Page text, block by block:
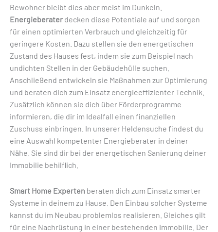
Bewohner bleibt dies aber meist im Dunkeln.
Energieberater decken diese Potentiale auf und sorgen
für einen optimierten Verbrauch und gleichzeitig für
geringere Kosten. Dazu stellen sie den energetischen
Zustand des Hauses fest, indem sie zum Beispiel nach
undichten Stellen in der Gebäudehülle suchen.
Anschließend entwickeln sie Maßnahmen zur Optimierung
und beraten dich zum Einsatz energieeffizienter Technik.
Zusätzlich können sie dich über Förderprogramme
informieren, die dir im Idealfall einen finanziellen
Zuschuss einbringen. In unserer Heldensuche findest du
eine Auswahl kompetenter Energieberater in deiner
Nähe. Sie sind dir bei der energetischen Sanierung deiner
Immobilie behilflich.
Smart Home Experten beraten dich zum Einsatz smarter
Systeme in deinem zu Hause. Den Einbau solcher Systeme
kannst du im Neubau problemlos realisieren. Gleiches gilt
für eine Nachrüstung in einer bestehenden Immobilie. Der